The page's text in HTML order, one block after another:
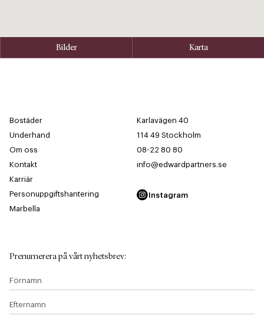
Bilder Karta
Bostäder
Underhand
Om oss
Kontakt
Karriär
Personuppgiftshantering
Marbella
Karlavägen 40
114 49 Stockholm
08-22 80 80
info@edwardpartners.se
Instagram
Prenumerera på vårt nyhetsbrev:
Förnamn
Efternamn